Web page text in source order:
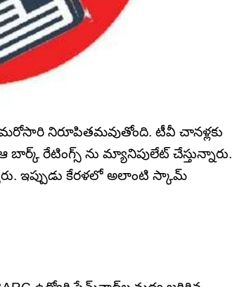
నిరూపితమవుతోంది. టీవీ చానళ్లకు
బార్క్ రేటింగ్స్ ను మ్యానిపులేట్ చేస్తున్నారు.
ఇప్పుడు కేరళలో అలాంటి స్కామ్